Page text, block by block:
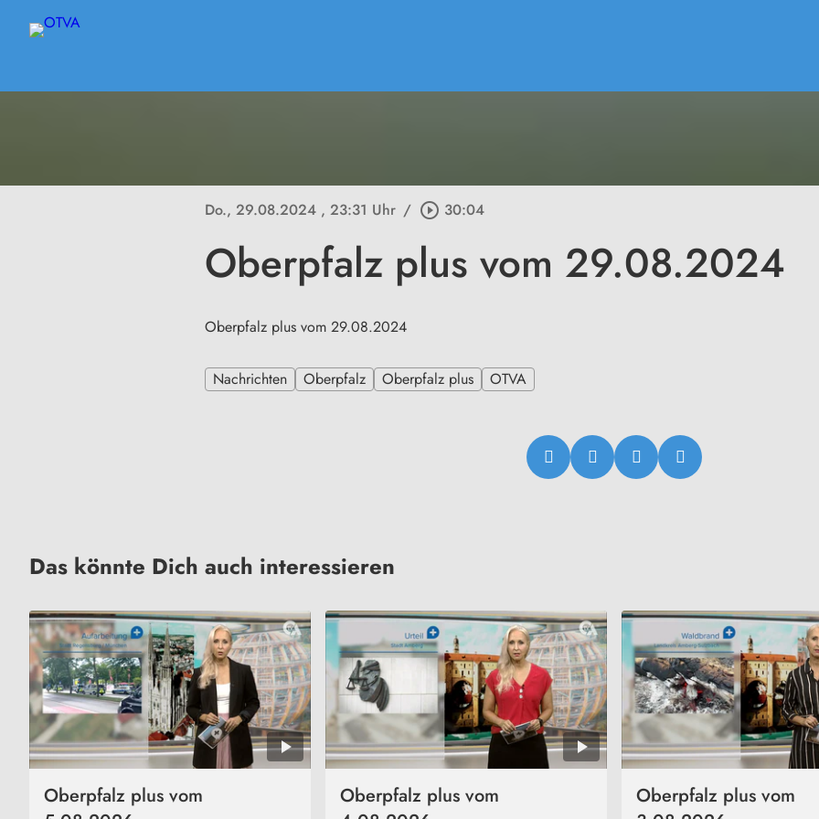
Do., 29.08.2024 , 23:31 Uhr / play_circle_outline 30:04
Oberpfalz plus vom 29.08.2024
Oberpfalz plus vom 29.08.2024
Nachrichten Oberpfalz Oberpfalz plus OTVA
Das könnte Dich auch interessieren
Oberpfalz plus vom
Oberpfalz plus vom
Oberpfalz plus vom